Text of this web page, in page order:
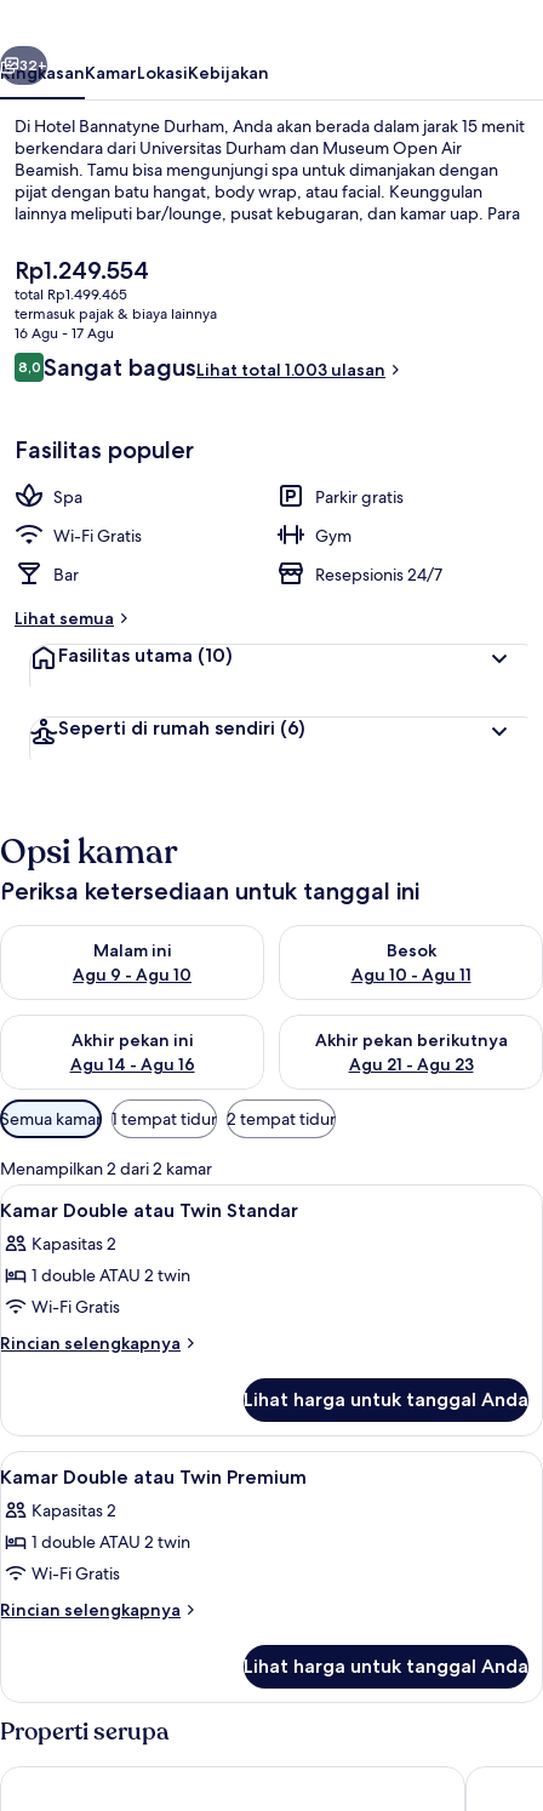
Berikutnya
32+
RingkasanKamarLokasiKebijakan
Di Hotel Bannatyne Durham, Anda akan berada dalam jarak 15 menit
berkendara dari Universitas Durham dan Museum Open Air
Beamish. Tamu bisa mengunjungi spa untuk dimanjakan dengan
pijat dengan batu hangat, body wrap, atau facial. Keunggulan
lainnya meliputi bar/lounge, pusat kebugaran, dan kamar uap. Para
Harga
saat
ini
Rp1.249.554
Rp1.249.554
total Rp1.499.465
termasuk pajak & biaya lainnya
16 Agu - 17 Agu
Ulasan
8,08,0 dari 10
Sangat bagusLihat total 1.003 ulasan
Fasilitas populer
Spa
Parkir gratis
Wi-Fi Gratis
Gym
Bar
Resepsionis 24/7
Lihat semua
Fasilitas utama (10)
Seperti di rumah sendiri (6)
Opsi kamar
Periksa ketersediaan untuk tanggal ini
Malam ini
Agu 9 - Agu 10
Periksa ketersediaan untuk malam ini Agu 9 - Agu 10
Besok
Agu 10 - Agu 11
Periksa ketersediaan untuk
Akhir pekan ini
Agu 14 - Agu 16
Periksa ketersediaan untuk akhir pekan ini Agu 14 - Agu 16
Akhir pekan berikutnya
Agu 21 - Agu 23
Periksa ketersediaan untuk
Filter
tersedia
untuk
kamar
Semua kamar 1 tempat tidur 2 tempat tidur
Menampilkan 2 dari 2 kamar
Lihat
semua
foto
untuk
Kamar
Double
Standar
Kamar Double atau Twin Standar |
3
Kamar Double atau Twin Standar
Kapasitas 2
1 double ATAU 2 twin
Wi-Fi Gratis
Rincian selengkapnya
Rincian
Kamar
Double
atau
Standar
Lihat harga untuk tanggal Anda
Lihat
semua
foto
untuk
Kamar
Double
Premium
Kamar Double atau Twin Premium |
7
Kamar Double atau Twin Premium
Kapasitas 2
1 double ATAU 2 twin
Wi-Fi Gratis
Rincian selengkapnya
Rincian
Kamar
Double
atau
Twin
Premium
Lihat harga untuk tanggal Anda
Properti serupa
Super 8 by Wyndham Durham